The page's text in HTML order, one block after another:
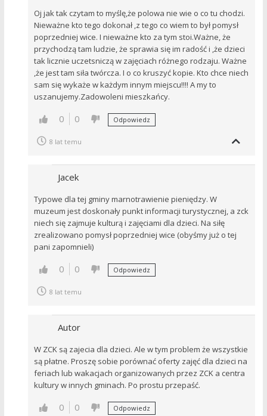
Oj jak tak czytam to myślę,że polowa nie wie o co tu chodzi.
Nieważne kto tego dokonał ,z tego co wiem to był pomysł
poprzedniej wice. I nieważne kto za tym stoi.Ważne, że
przychodzą tam ludzie, że sprawia się im radość i ,że dzieci
tak licznie uczetsniczą w zajęciach różnego rodzaju. Ważne
,że jest tam siła twórcza. I o co kruszyć kopie. Kto chce niech
sam się wykaże w każdym innym miejscu!!!! A my to
uszanujemy.Zadowoleni mieszkańcy.
0 0 Odpowiedz
8 lat temu
Jacek
Typowe dla tej gminy marnotrawienie pieniędzy. W
muzeum jest doskonały punkt informacji turystycznej, a zck
niech się zajmuje kulturą i zajęciami dla dzieci. Na siłę
zrealizowano pomysł poprzedniej wice (obyśmy już o tej
pani zapomnieli)
0 0 Odpowiedz
8 lat temu
Autor
W ZCK są zajecia dla dzieci. Ale w tym problem że wszystkie
są płatne. Proszę sobie porównać oferty zajęć dla dzieci na
feriach lub wakacjach organizowanych przez ZCK a centra
kultury w innych gminach. Po prostu przepaść.
0 0 Odpowiedz